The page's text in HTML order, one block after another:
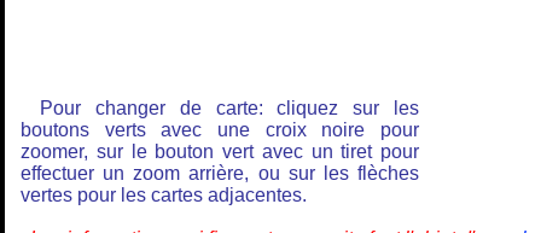
Pour changer de carte: cliquez sur les
boutons verts avec une croix noire pour
zoomer, sur le bouton vert avec un tiret pour
effectuer un zoom arrière, ou sur les flèches
vertes pour les cartes adjacentes.